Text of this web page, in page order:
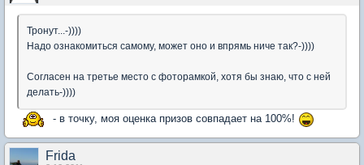
Тронут...-))))
Надо ознакомиться самому, может оно и впрямь ниче так?-))))
Согласен на третье место с фоторамкой, хотя бы знаю, что с ней
делать-))))
- в точку, моя оценка призов совпадает на 100%!
Frida